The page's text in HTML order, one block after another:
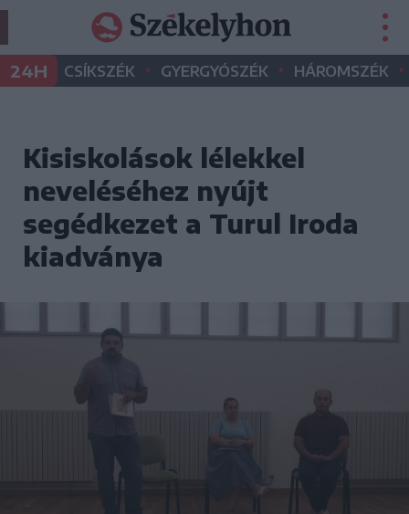
24H CSÍKSZÉK • GYERGYÓSZÉK • HÁROMSZÉK •
Kisiskolások lélekkel
neveléséhez nyújt
segédkezet a Turul Iroda
kiadványa